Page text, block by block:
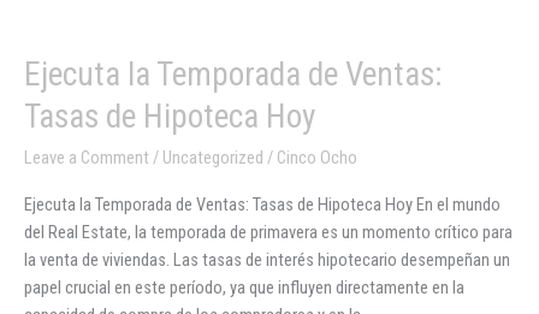
Ejecuta la Temporada de Ventas:
Tasas de Hipoteca Hoy
Leave a Comment / Uncategorized / Cinco Ocho
Ejecuta la Temporada de Ventas: Tasas de Hipoteca Hoy En el mundo
del Real Estate, la temporada de primavera es un momento crítico para
la venta de viviendas. Las tasas de interés hipotecario desempeñan un
papel crucial en este período, ya que influyen directamente en la
Ejecuta
Temporada
de
Tasas
de
Hipoteca
Hoy